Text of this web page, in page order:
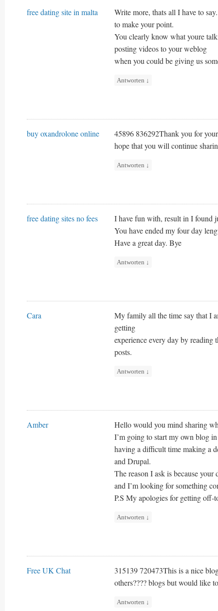
free dating site in malta
Write more, thats all I have to
to make your point.
You clearly know what youre
posting videos to your weblog
when you could be giving us
Antworten ↓
buy oxandrolone online
45896 836292Thank you for
hope that you will continue
Antworten ↓
free dating sites no fees
I have fun with, result in I found
You have ended my four day
Have a great day. Bye
Antworten ↓
Cara
My family all the time say that I
getting
experience every day by reading
posts.
Antworten ↓
Amber
Hello would you mind sharing
I’m going to start my own blog
having a difficult time making a
and Drupal.
The reason I ask is because
and I’m looking for something
P.S My apologies for getting off-
Antworten ↓
Free UK Chat
315139 720473This is a nice
others???? blogs but would like
Antworten ↓